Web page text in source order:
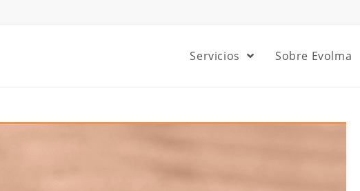
Servicios Sobre Evolma